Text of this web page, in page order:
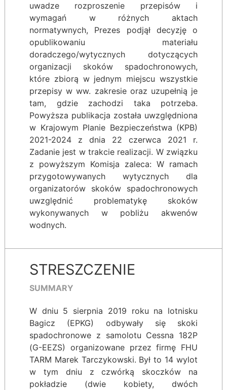
uwadze rozproszenie przepisów i
wymagań w różnych aktach
normatywnych, Prezes podjął decyzję o
opublikowaniu materiału
doradczego/wytycznych dotyczących
organizacji skoków spadochronowych,
które zbiorą w jednym miejscu wszystkie
przepisy w ww. zakresie oraz uzupełnią je
tam, gdzie zachodzi taka potrzeba.
Powyższa publikacja została uwzględniona
w Krajowym Planie Bezpieczeństwa (KPB)
2021-2024 z dnia 22 czerwca 2021 r.
Zadanie jest w trakcie realizacji. W związku
z powyższym Komisja zaleca: W ramach
przygotowywanych wytycznych dla
organizatorów skoków spadochronowych
uwzględnić problematykę skoków
wykonywanych w pobliżu akwenów
wodnych.
STRESZCZENIE
SUMMARY
W dniu 5 sierpnia 2019 roku na lotnisku
Bagicz (EPKG) odbywały się skoki
spadochronowe z samolotu Cessna 182P
(G-EEZS) organizowane przez firmę FHU
TARM Marek Tarczykowski. Był to 14 wylot
w tym dniu z czwórką skoczków na
pokładzie (dwie kobiety, dwóch